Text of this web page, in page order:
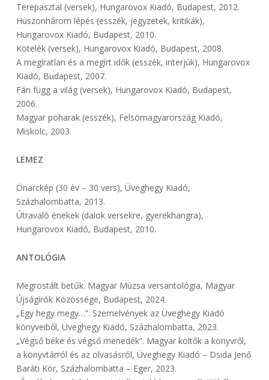
Terepasztal (versek), Hungarovox Kiadó, Budapest, 2012.
Huszonhárom lépés (esszék, jegyzetek, kritikák),
Hungarovox Kiadó, Budapest, 2010.
Kötelék (versek), Hungarovox Kiadó, Budapest, 2008.
A megíratlan és a megírt idők (esszék, interjúk), Hungarovox
Kiadó, Budapest, 2007.
Fán függ a világ (versek), Hungarovox Kiadó, Budapest,
2006.
Magyar poharak (esszék), Felsömagyarország Kiadó,
Miskolc, 2003.
LEMEZ
Önarckép (30 év – 30 vers), Üveghegy Kiadó,
Százhalombatta, 2013.
Útravaló énekek (dalok versekre, gyerekhangra),
Hungarovox Kiadó, Budapest, 2010.
ANTOLÓGIA
Megrostált betűk. Magyar Múzsa versantológia, Magyar
Újságírók Közössége, Budapest, 2024.
„Egy hegy megy…”. Szemelvények az Üveghegy Kiadó
könyveiből, Üveghegy Kiadó, Százhalombatta, 2023.
„Végső béke és végső menedék”. Magyar költők a könyvről,
a könyvtárról és az olvasásról, Üveghegy Kiadó – Dsida Jenő
Baráti Kör, Százhalombatta – Eger, 2023.